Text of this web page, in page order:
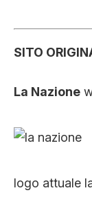
SITO
La Nazione
logo attuale